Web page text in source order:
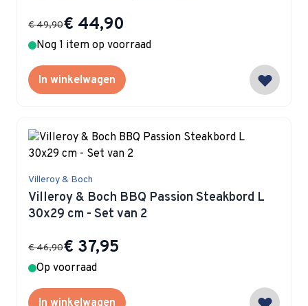
Special Price
€ 44,90
€ 49,90
Nog 1 item op voorraad
In winkelwagen
Villeroy & Boch
Villeroy & Boch BBQ Passion Steakbord L
30x29 cm - Set van 2
Special Price
€ 37,95
€ 46,90
Op voorraad
In winkelwagen